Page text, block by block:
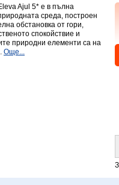
Ajul 5* е в пълна
среда, построен
обстановка от гори,
спокойствие и
природни елементи са на
Още...